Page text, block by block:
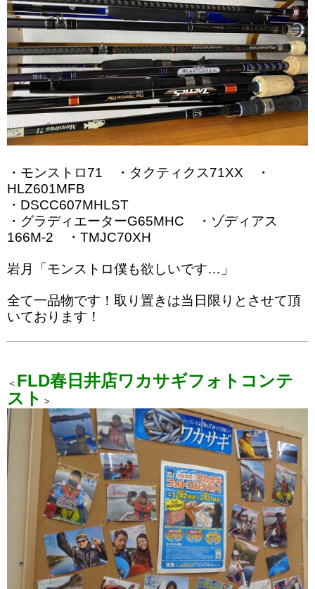
・モンストロ71 ・タクティクス71XX ・
HLZ601MFB
・DSCC607MHLST
・グラディエーターG65MHC ・ゾディアス
166M-2 ・TMJC70XH
岩月「モンストロ僕も欲しいです…」
全て一品物です！取り置きは当日限りとさせて頂
いております！
＜ FLD春日井店ワカサギフォトコンテ
スト ＞